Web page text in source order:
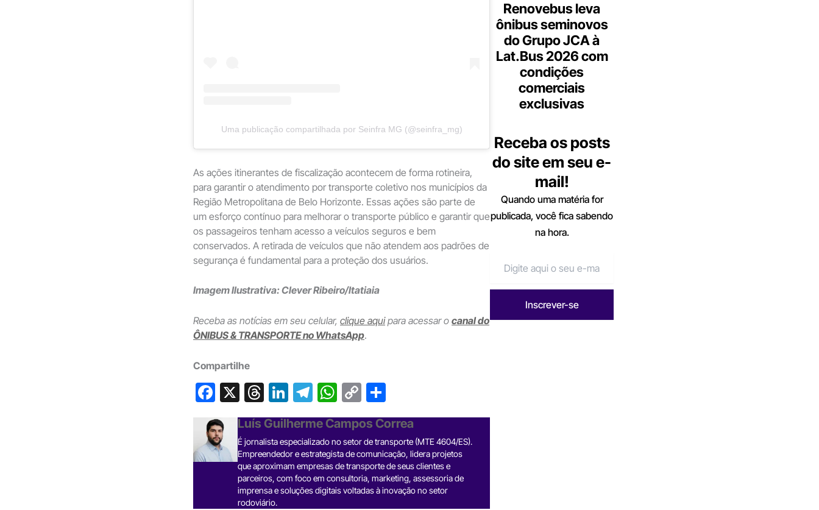
Uma publicação compartilhada por Seinfra MG (@seinfra_mg)
As ações itinerantes de fiscalização acontecem de forma rotineira,
para garantir o atendimento por transporte coletivo nos municípios da
Região Metropolitana de Belo Horizonte. Essas ações são parte de
um esforço contínuo para melhorar o transporte público e garantir que
os passageiros tenham acesso a veículos seguros e bem
conservados. A retirada de veículos que não atendem aos padrões de
segurança é fundamental para a proteção dos usuários.
Imagem Ilustrativa: Clever Ribeiro/Itatiaia
Receba as notícias em seu celular, clique aquipara acessar o canal do
ÔNIBUS & TRANSPORTE no WhatsApp.
Compartilhe
F
c
e
b
X
T
hr
e
a
d
s
Li
n
ke
dI
n
T
el
e
gr
a
m
W
h
at
s
A
p
C
o
p
y
Li
n
h
ar
e
Luís Guilherme Campos Correa
É jornalista especializado no setor de transporte (MTE 4604/ES).
Empreendedor e estrategista de comunicação, lidera projetos
que aproximam empresas de transporte de seus clientes e
parceiros, com foco em consultoria, marketing, assessoria de
imprensa e soluções digitais voltadas à inovação no setor
rodoviário.
Renovebus leva
ônibus seminovos
do Grupo JCA à
Lat.Bus 2026 com
condições
comerciais
exclusivas
Receba os posts
do site em seu e-
mail!
Quando uma matéria for
publicada, você fica sabendo
na hora.
Inscrever-se